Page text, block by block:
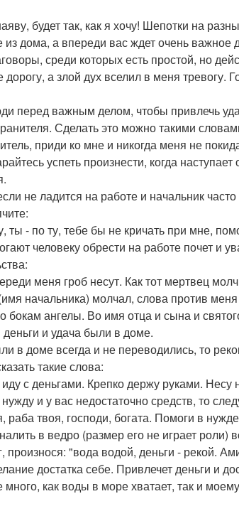
будет так, как я хочу! Шепотки на
из дома, а впереди вас ждет очень важное
среди которых есть простой, но
а злой дух вселил в меня тревогу.
перед важным делом, чтобы привлечь
Сделать это можно такими
приди ко мне и никогда меня не
успеть произнести, когда
не ладится на работе и начальник
ты - по ту, тебе бы не кричать при мне,
человеку обрести на работе почет и
меня гроб несут. Как тот мертвец
начальника) молчал, слова против
бокам ангелы. Во имя отца и сына и
и удача были в доме.
в доме всегда и не переводились, то
такие слова:
иду с деньгами. Крепко держу руками.
и у вас недостаточно средств, то
раба твоя, господи, богата. Помоги в
в ведро (размер его не играет роли)
произнося: "вода водой, деньги - рекой.
достатка себе. Привлечет деньги и
много, как воды в море хватает, так и